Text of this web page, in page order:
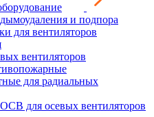
и подпора
для вентиляторов
вентиляторов
для радиальных
для осевых вентиляторов